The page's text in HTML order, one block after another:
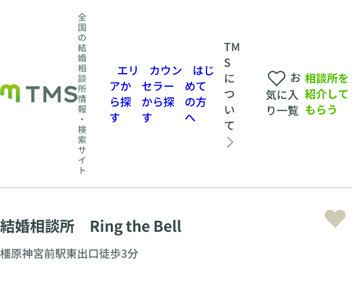
全
国
の
結
婚
相
談
所
情
報
・
検
索
サ
イ
ト
エリ
アか
ら探
す
カウン
セラー
から探
す
はじ
めて
の方
へ
TM
S
に
つ
い
て
お
気に入
り一覧
相談所を
紹介して
もらう
結婚相談所 Ring the Bell
橿原神宮前駅東出口徒歩3分